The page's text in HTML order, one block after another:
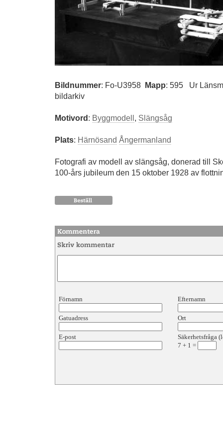
Bildnummer: Fo-U3958 Mapp: 595
Ur
bildarkiv
Motivord: Byggmodell, Slängsåg
Plats: Härnösand Ångermanland
Fotografi av modell av slängsåg, donerad till
100-års jubileum den 15 oktober 1928 av
Förnamn Efternamn
Gatuadress Ort
E-post
Säkerhetsfråga
7 + 1 =